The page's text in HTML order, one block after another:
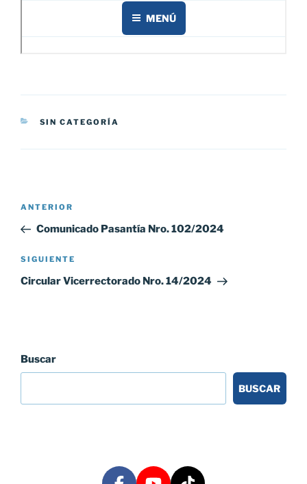
CATEGORÍAS
SIN CATEGORÍA
Navegación
entradas
Entrada
anterior:
ANTERIOR
Comunicado Pasantía Nro. 102/2024
Siguiente
entrada
SIGUIENTE
Circular Vicerrectorado Nro. 14/2024
Buscar
BUSCAR